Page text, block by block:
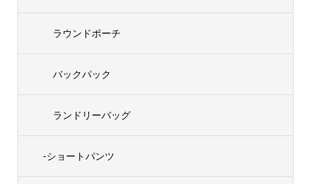
ラウンドポーチ
バックパック
ランドリーバッグ
-ショートパンツ